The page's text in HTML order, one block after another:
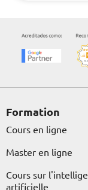
Formation
Cours en ligne
Master en ligne
Cours sur
artificielle